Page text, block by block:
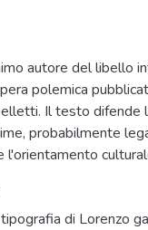
autore del libello
polemica
Il testo difende
probabilmente
l'orientamento
di Lorenzo